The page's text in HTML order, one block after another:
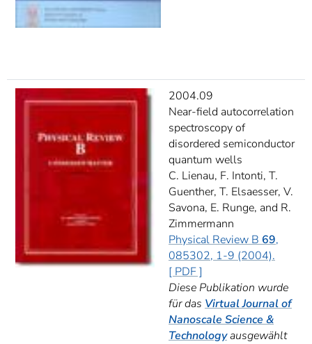
2004.09
Near-field autocorrelation
spectroscopy of
disordered semiconductor
quantum wells
C. Lienau, F. Intonti, T.
Guenther, T. Elsaesser, V.
Savona, E. Runge, and R.
Zimmermann
Physical Review B 69,
085302, 1-9 (2004).
[ PDF ]
Diese Publikation wurde
für das Virtual Journal of
Nanoscale Science &
Technologyausgewählt